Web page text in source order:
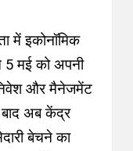
में इकोनॉमिक
मई को अपनी
और मैनेजमेंट
अब केंद्र
बेचने का